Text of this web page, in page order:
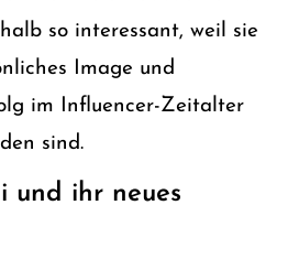
so interessant, weil sie
Image und
im Influencer-Zeitalter
sind.
und ihr neues